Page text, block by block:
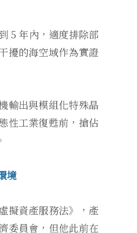
5 年內，適度排除部
擾的海空域作為實證
輸出與模組化特殊晶
性工業復甦前，搶佔
境
擬資產服務法》，產
委員會，但他此前在